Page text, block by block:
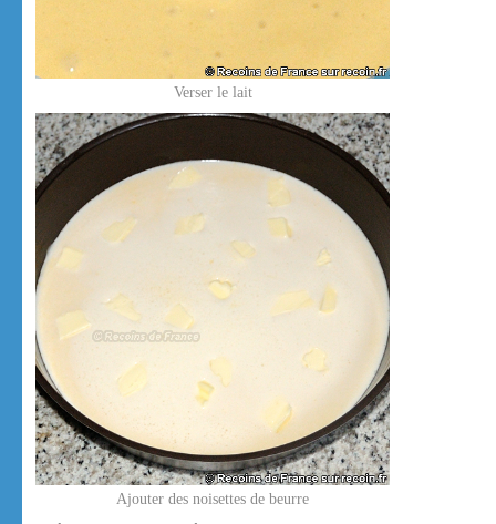
Verser le lait
Ajouter des noisettes de beurre